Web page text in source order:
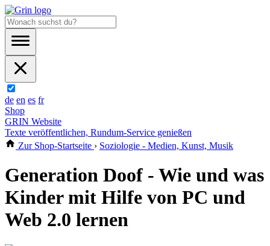
de en es fr
Shop
GRIN Website
Texte veröffentlichen, Rundum-Service genießen
Zur Shop-Startseite › Soziologie - Medien, Kunst, Musik
Generation Doof - Wie und was
Kinder mit Hilfe von PC und
Web 2.0 lernen